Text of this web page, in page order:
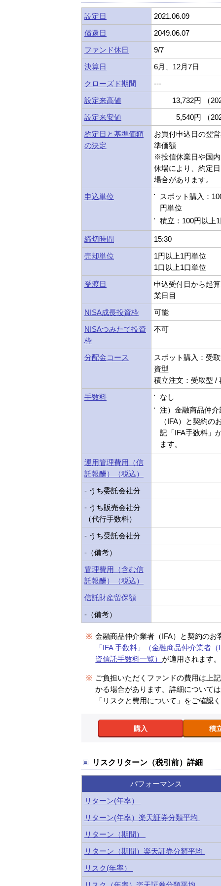
設定日
2021.06.09
償還日
2049.06.07
ファンド休日
9/7
決算日
6月、12月7日
クローズド期間
---
設定来高値
13,732円 （
設定来安値
5,540円 （
約定日と基準価額
の決定
お買付申込日の翌
準価額
※投信休業日や国
休場により、約定
場合があります。
申込単位
スポット購入：
円単位
積立：100円以上
締切時間
15:30
売却単位
1円以上1円単位
1口以上1口単位
受渡日
申込受付日から起
業日目
NISA成長投資枠
可能
NISAつみたて投資
枠
不可
分配金コース
スポット購入：受
資型
積立注文：受取型 /
手数料
なし
注）金融商品仲介
（IFA）と契約の
記「IFA手数料」
ます。
運用管理費用（信
託報酬）（税込）
- うち委託会社分
- うち販売会社分
（代行手数料）
- うち受託会社分
-（備考）
管理費用（含む信
託報酬）（税込）
信託財産留保額
-（備考）
※ 金融商品仲介業者（IFA）と契約のお
「IFA 手数料」（金融商品仲介業者
資信託手数料一覧） が適用されます。
※ ご負担いただくファンドの費用は上
かる場合があります。詳細について
「リスクと費用について」をご確認
購入 積
リスクリターン（税引前）詳細
パフォーマンス
リターン(年率）
リターン(年率）楽天証券分類平均
リターン（期間）
リターン（期間）楽天証券分類平均
リスク(年率）